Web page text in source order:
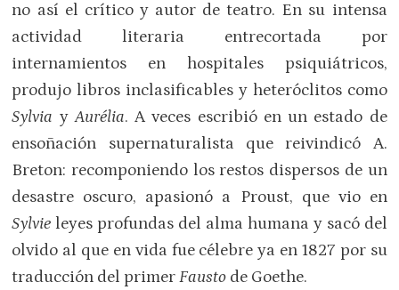
no así el crítico y autor de teatro. En su intensa
actividad literaria entrecortada por
internamientos en hospitales psiquiátricos,
produjo libros inclasificables y heteróclitos como
Sylvia yAurélia. A veces escribió en un estado de
ensoñación supernaturalista que reivindicó A.
Breton: recomponiendo los restos dispersos de un
desastre oscuro, apasionó a Proust, que vio en
Sylvie leyes profundas del alma humana y sacó del
olvido al que en vida fue célebre ya en 1827 por su
traducción del primerFausto de Goethe.